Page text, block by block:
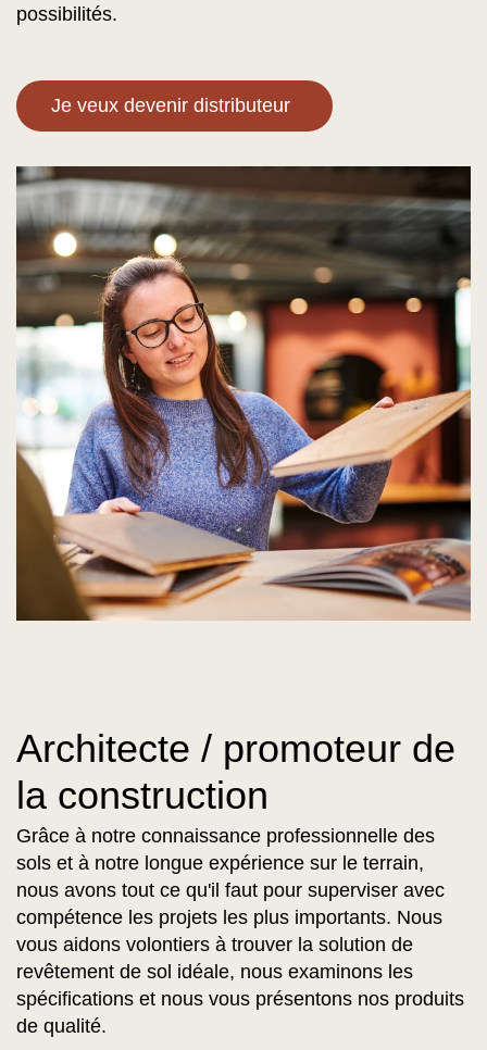
possibilités.
Je veux devenir distributeur
Architecte / promoteur de
la construction
Grâce à notre connaissance professionnelle des
sols et à notre longue expérience sur le terrain,
nous avons tout ce qu'il faut pour superviser avec
compétence les projets les plus importants. Nous
vous aidons volontiers à trouver la solution de
revêtement de sol idéale, nous examinons les
spécifications et nous vous présentons nos produits
de qualité.